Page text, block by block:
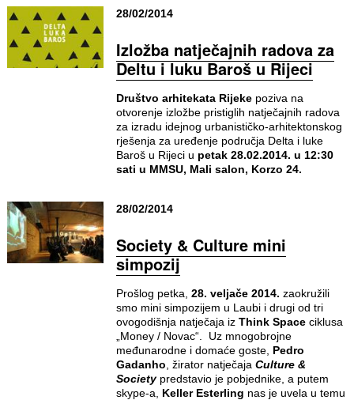
28/02/2014
Izložba natječajnih radova za
Deltu i luku Baroš u Rijeci
Društvo arhitekata Rijekepoziva na
otvorenje izložbe pristiglih natječajnih radova
za izradu idejnog urbanističko-arhitektonskog
rješenja za uređenje područja Delta i luke
Baroš u Rijeci u petak 28.02.2014. u 12:30
sati u MMSU, Mali salon, Korzo 24.
28/02/2014
Society & Culture mini
simpozij
Prošlog petka, 28. veljače 2014. zaokružili
smo mini simpozijem u Laubi i drugi od tri
ovogodišnja natječaja iz Think Spaceciklusa
„Money / Novac“. Uz mnogobrojne
međunarodne i domaće goste, Pedro
Gadanho , žirator natječaja Culture &
Societypredstavio je pobjednike, a putem
skype-a, Keller Esterling nas je uvela u temu